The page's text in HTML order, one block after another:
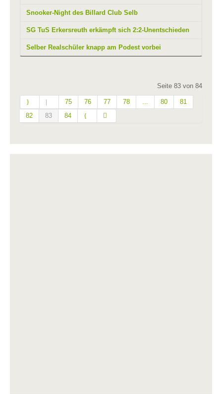
Snooker-Night des Billard Club Selb
SG TuS Erkersreuth erkämpft sich 2:2-Unentschieden
Selber Realschüler knapp am Podest vorbei
Seite 83 von 84
75 76 77 78 ... 80
81
82
83 84